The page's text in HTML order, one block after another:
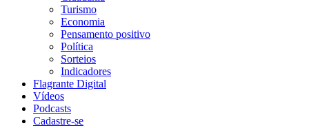
Turismo
Economia
Pensamento positivo
Política
Sorteios
Indicadores
Flagrante Digital
Vídeos
Podcasts
Cadastre-se